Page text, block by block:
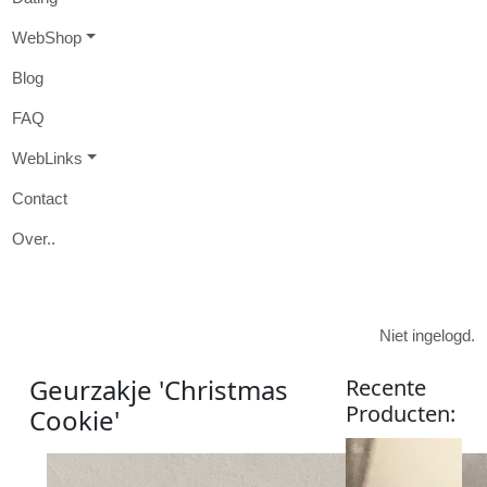
WebShop
Blog
FAQ
WebL inks
Contact
Over..
Niet ingelogd.
Geurzakje 'Christmas
Cookie'
Product:
Recente
Producten: